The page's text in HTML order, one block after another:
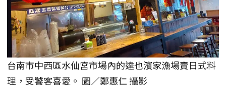
台南市中西區水仙宮市場內的達也濱家漁場賣日式料
理，受饕客喜愛。 圖／鄭惠仁 攝影